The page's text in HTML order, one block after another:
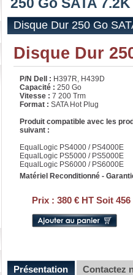
Disque Dur 250 Go
Disque Dur
P/N Dell : H397R, H439D
Capacité : 250 Go
Vitesse : 7 200 Trm
Format : SATA Hot Plug
Produit compatible avec les
suivant :
EqualLogic PS4000 / PS4000E
EqualLogic PS5000 / PS5000E
EqualLogic PS6000 / PS6000E
Matériel Reconditionné -
Prix : 380 € HT Soit 456
Présentation Contactez